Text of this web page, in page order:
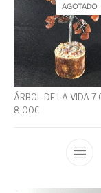
AGOTADO
ÁRBOL DE LA VIDA 7
8,00€